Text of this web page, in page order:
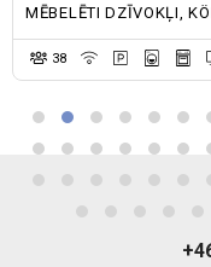
MĒBELĒTI DZĪVOKĻI,
38